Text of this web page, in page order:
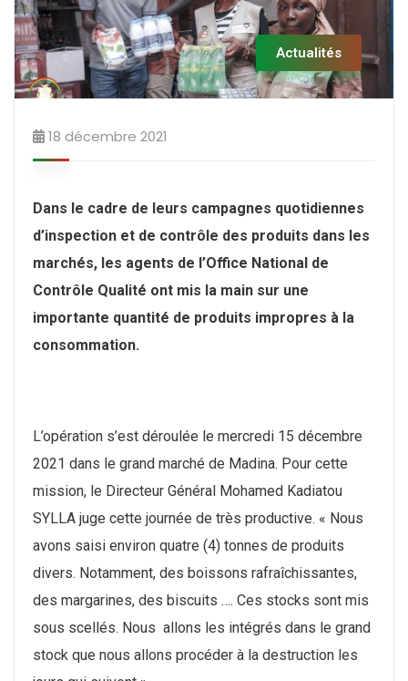
Actualités
18 décembre 2021
Dans le cadre de leurs campagnes quotidiennes
d’inspection et de contrôle des produits dans les
marchés, les agents de l’Office National de
Contrôle Qualité ont mis la main sur une
importante quantité de produits impropres à la
consommation.
L’opération s’est déroulée le mercredi 15 décembre
2021 dans le grand marché de Madina. Pour cette
mission, le Directeur Général Mohamed Kadiatou
SYLLA juge cette journée de très productive. « Nous
avons saisi environ quatre (4) tonnes de produits
divers. Notamment, des boissons rafraîchissantes,
des margarines, des biscuits …. Ces stocks sont mis
sous scellés. Nous allons les intégrés dans le grand
stock que nous allons procéder à la destruction les